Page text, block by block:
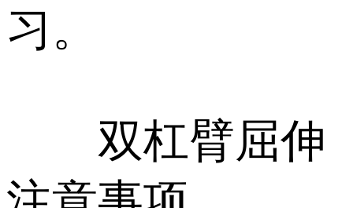
习。
双杠臂屈伸